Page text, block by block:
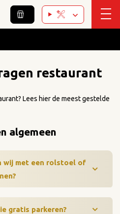
restaurant
Lees hier de meest gestelde
algemeen
wij met een rolstoel of
gratis parkeren?